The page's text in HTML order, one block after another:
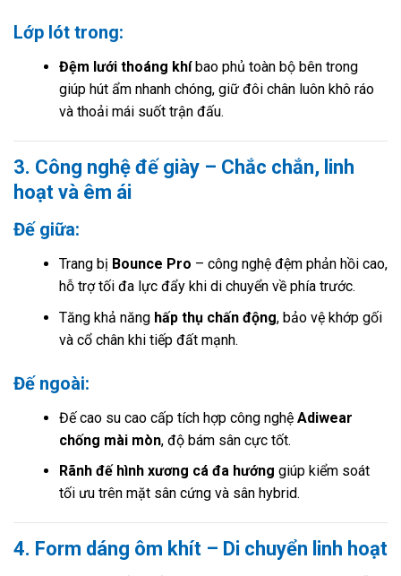
Lớp lót trong:
Đệm lưới thoáng khíbao phủ toàn bộ bên trong
giúp hút ẩm nhanh chóng, giữ đôi chân luôn khô ráo
và thoải mái suốt trận đấu.
3. Công nghệ đế giày – Chắc chắn, linh
hoạt và êm ái
Đế giữa:
Trang bị Bounce Pro – công nghệ đệm phản hồi cao,
hỗ trợ tối đa lực đẩy khi di chuyển về phía trước.
Tăng khả năng hấp thụ chấn động, bảo vệ khớp gối
và cổ chân khi tiếp đất mạnh.
Đế ngoài:
Đế cao su cao cấp tích hợp công nghệ Adiwear
chống mài mòn, độ bám sân cực tốt.
Rãnh đế hình xương cá đa hướng giúp kiểm soát
tối ưu trên mặt sân cứng và sân hybrid.
4. Form dáng ôm khít – Di chuyển linh hoạt